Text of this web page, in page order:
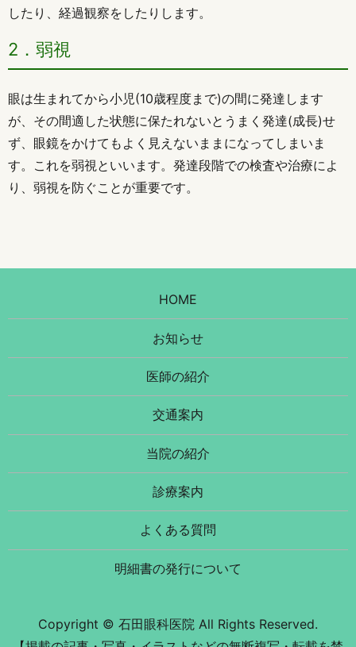
したり、経過観察をしたりします。
2．弱視
眼は生まれてから小児(10歳程度まで)の間に発達します
が、その間適した状態に保たれないとうまく発達(成長)せ
ず、眼鏡をかけてもよく見えないままになってしまいま
す。これを弱視といいます。発達段階での検査や治療によ
り、弱視を防ぐことが重要です。
HOME
お知らせ
医師の紹介
交通案内
当院の紹介
診療案内
よくある質問
明細書の発行について
Copyright © 石田眼科医院 All Rights Reserved.